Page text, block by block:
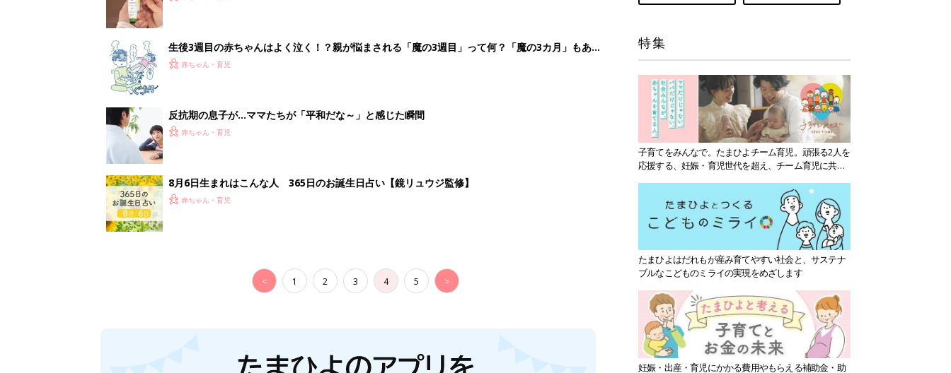
生後3週目の赤ちゃんはよく泣く！？親が悩まされる「魔の3週目」って何？「魔の3カ月」もある
って本当？【専門家】
赤ちゃん・育児
反抗期の息子が...ママたちが「平和だな～」と感じた瞬間
赤ちゃん・育児
8月6日生まれはこんな人 365日のお誕生日占い【鏡リュウジ監修】
赤ちゃん・育児
< 1 2 3 4 5 >
特集
子育てをみんなで。たまひよチーム育児。頑張る2人を
応援する、妊娠・育児世代を超え、チーム育児に共感
たまひよはだれもが産み育てやすい社会と、サステナ
ブルなこどものミライの実現をめざします
妊娠・出産・育児にかかる費用やもらえる補助金・助